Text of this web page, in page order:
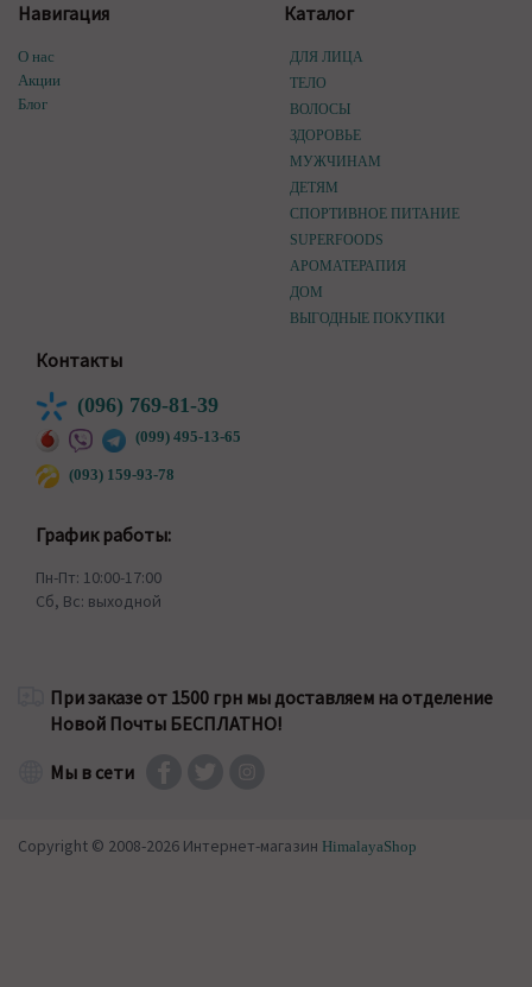
Навигация
О нас
Акции
Блог
Каталог
ДЛЯ ЛИЦА
ТЕЛО
ВОЛОСЫ
ЗДОРОВЬЕ
МУЖЧИНАМ
ДЕТЯМ
СПОРТИВНОЕ ПИТАНИЕ
SUPERFOODS
АРОМАТЕРАПИЯ
ДОМ
ВЫГОДНЫЕ ПОКУПКИ
Контакты
(096) 769-81-39
(099) 495-13-65
(093) 159-93-78
График работы:
Пн-Пт: 10:00-17:00
Сб, Вс: выходной
При заказе от 1500 грн мы доставляем на отделение
Новой Почты БЕСПЛАТНО!
Мы в сети
Copyright © 2008-2026 Интернет-магазин HimalayaShop